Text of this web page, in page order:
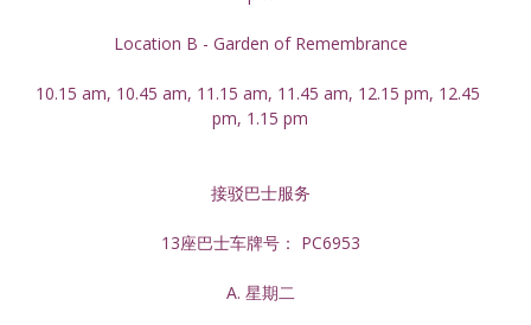
Location B - Garden of Remembrance
10.15 am, 10.45 am, 11.15 am, 11.45 am, 12.15 pm, 12.45
pm, 1.15 pm
接驳巴士服务
13座巴士车牌号： PC6953
A. 星期二